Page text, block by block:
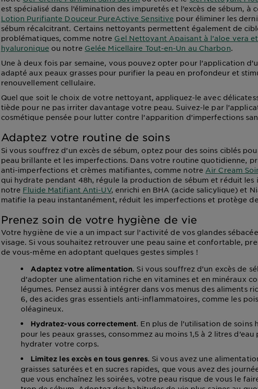
est spécialisé dans l’élimination des impuretés et l’excès de sébum, à
Lotion Purifiante Douceur PureActive Sensitive pour éliminer les
sébum récalcitrant. Certains nettoyants permettent également de
problématiques, comme notre Gel Nettoyant Apaisant à l’aloe vera et
hyaluronique ou notre Gelée Micellaire Tout-en-Un au Charbon.
Une à deux fois par semaine, vous pouvez opter pour l’application
adapté aux peaux grasses pour purifier la peau en profondeur et
renouvellement cellulaire.
Quel que soit le choix de votre nettoyant, appliquez-le avec
tiède pour ne pas irriter davantage votre peau. Suivez-le par
cosmétique pensée pour lutter contre l’apparition d’imperfections
Adaptez votre routine de soins
Si vous souffrez d’un excès de sébum, optez pour des soins ciblés
peau brillante et les imperfections. Dans votre routine quotidienne,
anti-imperfections et crèmes matifiantes, comme notre Air Cream
qui hydrate pendant 48h, régule la production de sébum et réduit les
notre Fluide Matifiant Anti-UV, enrichi en BHA (acide salicylique) et
matifie la peau instantanément, réduit les imperfections et protège
Prenez soin de votre hygiène de vie
Votre hygiène de vie a un impact sur l’activité de vos glandes
visage. Si vous souhaitez retrouver une peau saine et confortable,
de vous-même en adoptant quelques gestes simples !
Adaptez votre alimentation. Si vous souffrez d’un excès de
d’adopter une alimentation riche en vitamines et en minéraux
légumes. Pensez aussi à intégrer dans vos menus des aliments
6, des acides gras essentiels anti-inflammatoires, comme les
oléagineux.
Hydratez-vous correctement. En plus de l’utilisation de soins
pour les peaux grasses, consommez au moins 1,5 à 2 litres
hydrater votre corps.
Limitez les excès en tous genres. Si vous avez une
graisses saturées et en sucres rapides, que vous avez des
que vous enchaînez les soirées, votre peau risque de vous le